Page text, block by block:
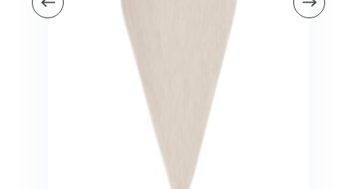
Schommelstoelen en wipstoeltjes